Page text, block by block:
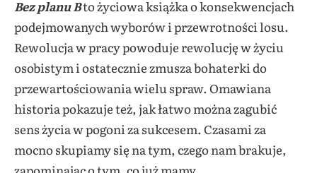
Bez planu Bto życiowa książka o konsekwencjach
podejmowanych wyborów i przewrotności losu.
Rewolucja w pracy powoduje rewolucję w życiu
osobistym i ostatecznie zmusza bohaterki do
przewartościowania wielu spraw. Omawiana
historia pokazuje też, jak łatwo można zagubić
sens życia w pogoni za sukcesem. Czasami za
mocno skupiamy się na tym, czego nam brakuje,
zapominając o tym, co już mamy.